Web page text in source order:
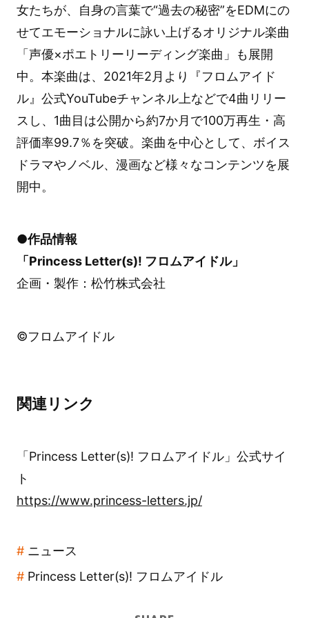
女たちが、自身の言葉で“過去の秘密”をEDMにの
せてエモーショナルに詠い上げるオリジナル楽曲
「声優×ポエトリーリーディング楽曲」も展開
中。本楽曲は、2021年2月より『フロムアイド
ル』公式YouTubeチャンネル上などで4曲リリー
スし、1曲目は公開から約7か月で100万再生・高
評価率99.7％を突破。楽曲を中心として、ボイス
ドラマやノベル、漫画など様々なコンテンツを展
開中。
●作品情報
「Princess Letter(s)! フロムアイドル」
企画・製作：松竹株式会社
©フロムアイドル
関連リンク
「Princess Letter(s)! フロムアイドル」公式サイ
ト
https://www.princess-letters.jp/
ニュース
Princess Letter(s)! フロムアイドル